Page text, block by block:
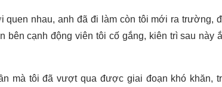
nhau, anh đã đi làm còn tôi mới ra trường,
cạnh động viên tôi cố gắng, kiên trì sau này
mà tôi đã vượt qua được giai đoạn khó khăn,